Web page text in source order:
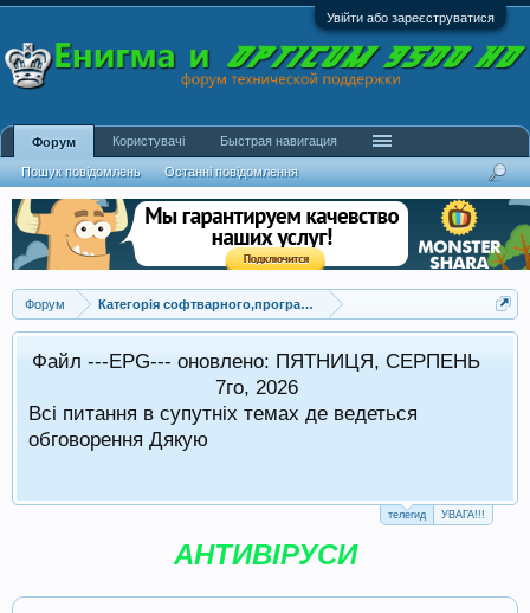
Увійти або зареєструватися
Форум Категорія софтварного,програмного забезпечення
стандартному режимі.
в супутніх темах
Файл ---EPG--- оновлено: ПЯТНИЦЯ, СЕРПЕНЬ
7го, 2026
Всі питання в супутніх темах де ведеться
обговорення Дякую
телегид УВАГА!!!
АНТИВІРУСИ
Форум
Пошук повідомлень Останні повідомлення
Користувачі Быстрая навигация